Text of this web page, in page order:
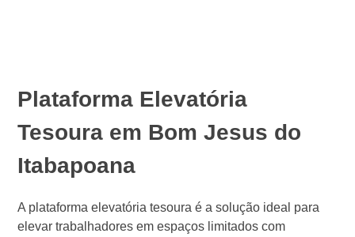
Plataforma Elevatória
Tesoura em Bom Jesus do
Itabapoana
A plataforma elevatória tesoura é a solução ideal para
elevar trabalhadores em espaços limitados com